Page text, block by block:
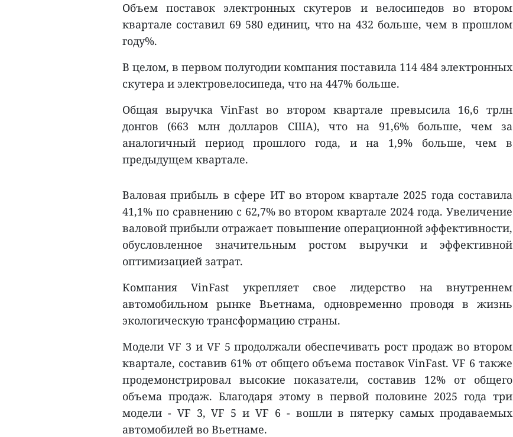
Объем поставок электронных скутеров и велосипедов во втором
квартале составил 69 580 единиц, что на 432 больше, чем в прошлом
году%.
В целом, в первом полугодии компания поставила 114 484 электронных
скутера и электровелосипеда, что на 447% больше.
Общая выручка VinFast во втором квартале превысила 16,6 трлн
донгов (663 млн долларов США), что на 91,6% больше, чем за
аналогичный период прошлого года, и на 1,9% больше, чем в
предыдущем квартале.
Валовая прибыль в сфере ИТ во втором квартале 2025 года составила
41,1% по сравнению с 62,7% во втором квартале 2024 года. Увеличение
валовой прибыли отражает повышение операционной эффективности,
обусловленное значительным ростом выручки и эффективной
оптимизацией затрат.
Компания VinFast укрепляет свое лидерство на внутреннем
автомобильном рынке Вьетнама, одновременно проводя в жизнь
экологическую трансформацию страны.
Модели VF 3 и VF 5 продолжали обеспечивать рост продаж во втором
квартале, составив 61% от общего объема поставок VinFast. VF 6 также
продемонстрировал высокие показатели, составив 12% от общего
объема продаж. Благодаря этому в первой половине 2025 года три
модели - VF 3, VF 5 и VF 6 - вошли в пятерку самых продаваемых
автомобилей во Вьетнаме.